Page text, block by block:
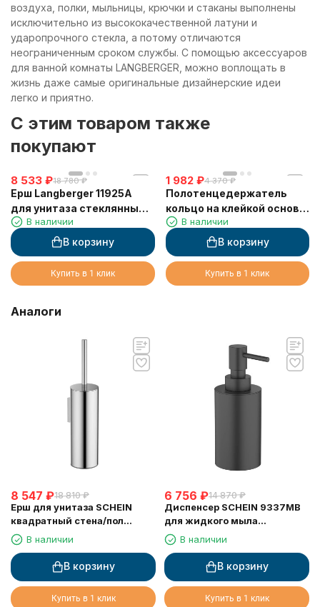
воздуха, полки, мыльницы, крючки и стаканы выполнены
исключительно из высококачественной латуни и
ударопрочного стекла, а потому отличаются
неограниченным сроком службы. С помощью аксессуаров
для ванной комнаты LANGBERGER, можно воплощать в
жизнь даже самые оригинальные дизайнерские идеи
легко и приятно.
C этим товаром также
покупают
8 533 ₽18 780 ₽
Ерш Langberger 11925A
для унитаза стеклянный к
стене квадратный
В наличии
В корзину
Купить в 1 клик
1 982 ₽4 370 ₽
Полотенцедержатель
кольцо на клейкой основе
3М LANGBERGER 30838A
В наличии
В корзину
Купить в 1 клик
Аналоги
8 547 ₽18 810 ₽
Ерш для унитаза SCHEIN
квадратный стена/пол
хромированный (9364CH)
В наличии
В корзину
Купить в 1 клик
6 756 ₽14 870 ₽
Диспенсер SCHEIN 9337MB
для жидкого мыла
настольный черный
В наличии
В корзину
Купить в 1 клик